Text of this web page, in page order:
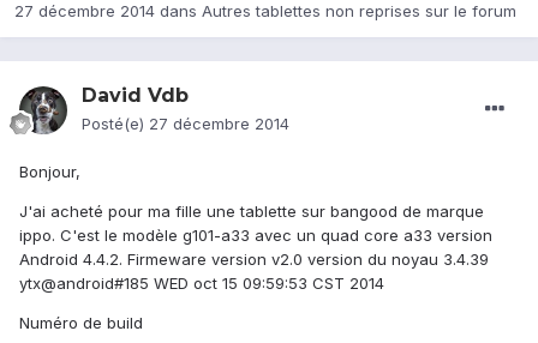
27 décembre 2014 dans Autres tablettes non reprises sur le forum
David Vdb
Posté(e) 27 décembre 2014
Bonjour,
J'ai acheté pour ma fille une tablette sur bangood de marque
ippo. C'est le modèle g101-a33 avec un quad core a33 version
Android 4.4.2. Firmeware version v2.0 version du noyau 3.4.39
ytx@android#185 WED oct 15 09:59:53 CST 2014
Numéro de build